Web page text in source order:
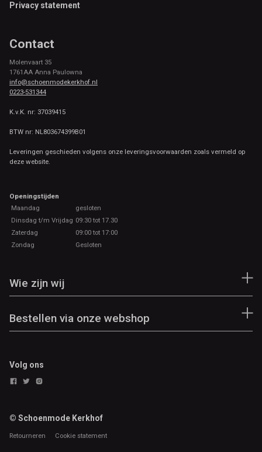
Privacy statement
Contact
Molenvaart 35
1761AA Anna Paulowna
info@schoenmodekerkhof.nl
0223-531344
K.v.K. nr: 37039415
BTW nr: NL803674399B01
Leveringen geschieden volgens onze leveringsvoorwaarden zoals vermeld op
deze website.
Openingstijden
Maandag
gesloten
Dinsdag t/m Vrijdag 09:30 tot 17.30
Zaterdag
09:00 tot 17:00
Zondag
Gesloten
Wie zijn wij
Bestellen via onze webshop
Volg ons
© Schoenmode Kerkhof
Retourneren Cookie statement